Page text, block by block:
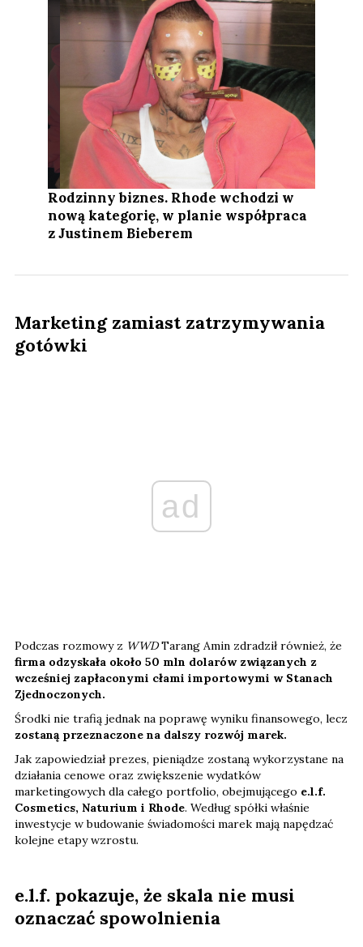
Rodzinny biznes. Rhode wchodzi w
nową kategorię, w planie współpraca
z Justinem Bieberem
Marketing zamiast zatrzymywania
gotówki
ad
Podczas rozmowy z WWDTarang Amin zdradził również, że
firma odzyskała około 50 mln dolarów związanych z
wcześniej zapłaconymi cłami importowymi w Stanach
Zjednoczonych.
Środki nie trafią jednak na poprawę wyniku finansowego, lecz
zostaną przeznaczone na dalszy rozwój marek.
Jak zapowiedział prezes, pieniądze zostaną wykorzystane na
działania cenowe oraz zwiększenie wydatków
marketingowych dla całego portfolio, obejmującego e.l.f.
Cosmetics, Naturium i Rhode. Według spółki właśnie
inwestycje w budowanie świadomości marek mają napędzać
kolejne etapy wzrostu.
e.l.f. pokazuje, że skala nie musi
oznaczać spowolnienia